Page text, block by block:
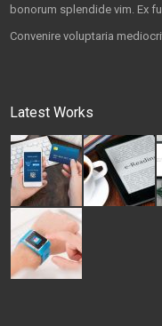
bonorum splendide vim. Ex
Convenire voluptaria
Latest Works